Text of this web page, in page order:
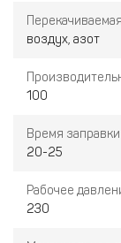
воздух, азот
100
Время
20-25
Рабочее
230